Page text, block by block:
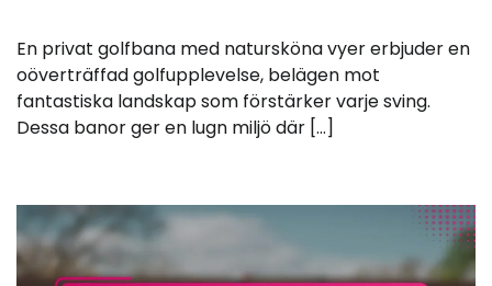
En privat golfbana med natursköna vyer erbjuder en
oöverträffad golfupplevelse, belägen mot
fantastiska landskap som förstärker varje sving.
Dessa banor ger en lugn miljö där […]